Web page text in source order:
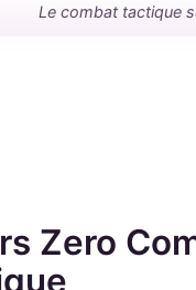
Le combat tactique
Zero